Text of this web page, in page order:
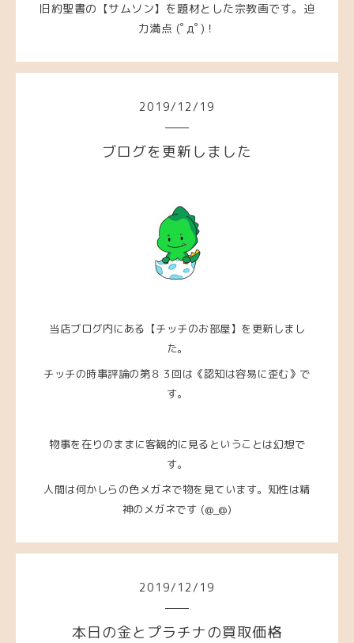
旧約聖書の【サムソン】を題材とした宗教画です。迫
力満点 (ﾟдﾟ)！
2019/ 12/ 19
ブログを更新しました
当店ブログ内にある【チッチのお部屋】を更新しまし
た。
チッチの時事評論の第８３回は 《認知は容易に歪む》で
す。
物事を在りのままに客観的に見るということは幻想で
す。
人間は何かしらの色メガネで物を見ています。知性は精
神のメガネです (@_@)
2019/ 12 / 19
本日の金とプラチナの買取価格